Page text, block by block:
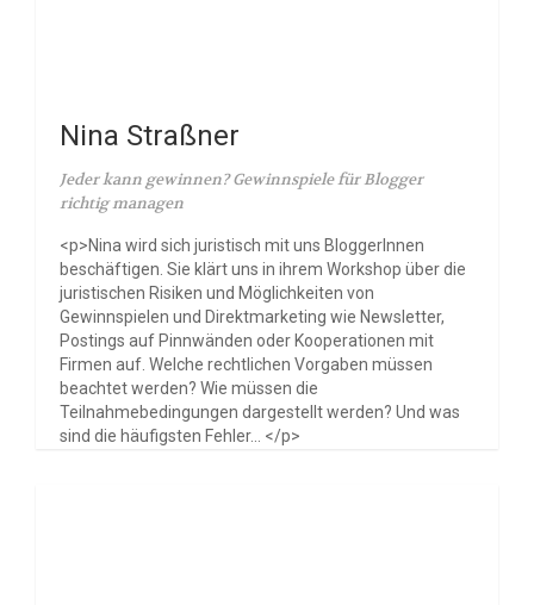
Nina Straßner
Jeder kann gewinnen? Gewinnspiele für Blogger
richtig managen
<p>Nina wird sich juristisch mit uns BloggerInnen
beschäftigen. Sie klärt uns in ihrem Workshop über die
juristischen Risiken und Möglichkeiten von
Gewinnspielen und Direktmarketing wie Newsletter,
Postings auf Pinnwänden oder Kooperationen mit
Firmen auf. Welche rechtlichen Vorgaben müssen
beachtet werden? Wie müssen die
Teilnahmebedingungen dargestellt werden? Und was
sind die häufigsten Fehler... </p>